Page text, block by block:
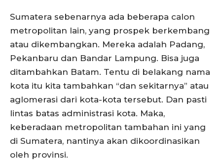
Sumatera sebenarnya ada beberapa calon
metropolitan lain, yang prospek berkembang
atau dikembangkan. Mereka adalah Padang,
Pekanbaru dan Bandar Lampung. Bisa juga
ditambahkan Batam. Tentu di belakang nama
kota itu kita tambahkan “dan sekitarnya” atau
aglomerasi dari kota-kota tersebut. Dan pasti
lintas batas administrasi kota. Maka,
keberadaan metropolitan tambahan ini yang
di Sumatera, nantinya akan dikoordinasikan
oleh provinsi.